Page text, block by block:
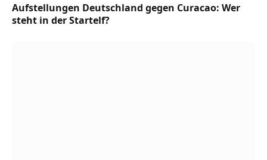
Aufstellungen Deutschland gegen Curacao: Wer
steht in der Startelf?